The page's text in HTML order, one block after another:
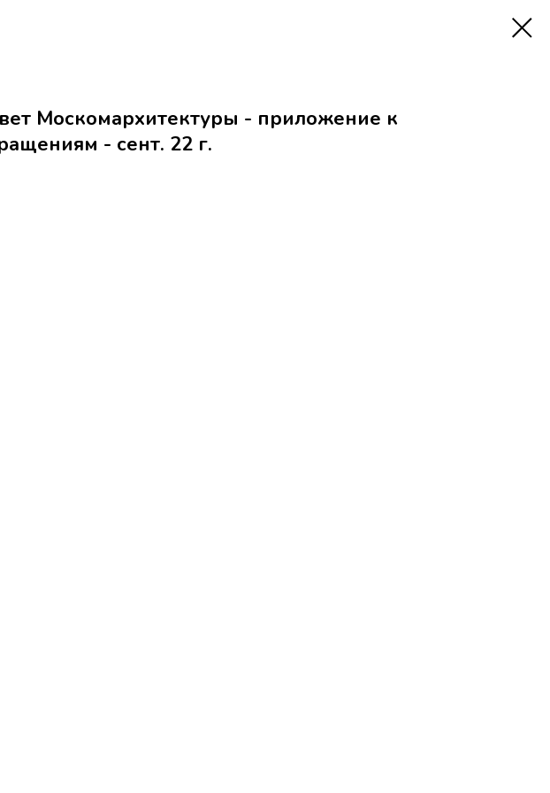
Москомархитектуры - приложение к
- сент. 22 г.